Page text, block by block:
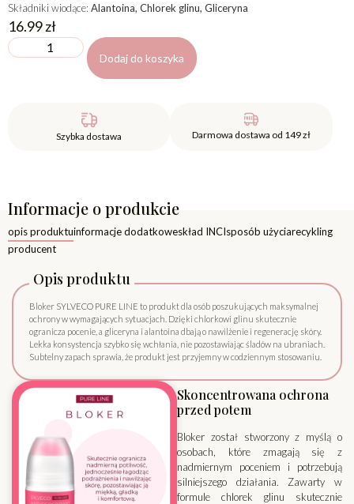
Składniki wiodące: Alantoina, Chlorek glinu, Gliceryna
16.99zł
Dodaj do koszyka
Szybka dostawa Darmowa dostawa od 149 zł
Informacje o produkcie
opis produktuinformacje dodatkoweskład INCIsposób użyciarecykling
producent
Opis produktu
Bloker SYLVECO PURE LINE to produkt dla osób poszukujących maksymalnej
ochrony w wymagających sytuacjach. Dzięki chlorkowi glinu skutecznie
ogranicza pocenie, a gliceryna i alantoina dbają o nawilżenie i regenerację skóry.
Lekka konsystencja szybko się wchłania, nie pozostawiając śladów na ubraniach.
Subtelny zapach sprawia, że produkt jest przyjemny w codziennym stosowaniu.
Skoncentrowana ochrona
przed potem
Bloker został stworzony z myślą o
osobach, które zmagają się z
nadmiernym poceniem i potrzebują
silniejszego działania. Zawarty w
formule chlorek glinu skutecznie